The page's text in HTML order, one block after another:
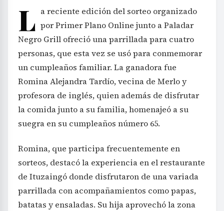
L a reciente edición del sorteo organizado
por Primer Plano Online junto a Paladar
Negro Grill ofreció una parrillada para cuatro
personas, que esta vez se usó para conmemorar
un cumpleaños familiar. La ganadora fue
Romina Alejandra Tardío, vecina de Merlo y
profesora de inglés, quien además de disfrutar
la comida junto a su familia, homenajeó a su
suegra en su cumpleaños número 65.
Romina, que participa frecuentemente en
sorteos, destacó la experiencia en el restaurante
de Ituzaingó donde disfrutaron de una variada
parrillada con acompañamientos como papas,
batatas y ensaladas. Su hija aprovechó la zona